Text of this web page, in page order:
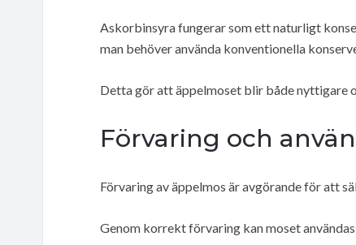
Askorbinsyra fungerar som ett naturligt
man behöver använda konventionella
Detta gör att äppelmoset blir både nyttigare
Förvaring och
Förvaring av äppelmos är avgörande för att
Genom korrekt förvaring kan moset